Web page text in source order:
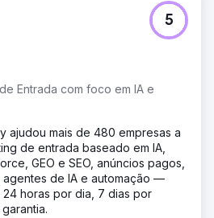
de moda lançou anúncios pagos
baixas taxas de conversão
Seu feed de produtos era mal
não eram segmentadas por
produto.
Google Ads do zero:
de compras Pmax,
marca e listas de remarketing.
títulos e descrições dos produtos
GA4 para um melhor
Entrada com foco em IA e
5
ajudou mais de 480 empresas a
de entrada baseado em IA,
GEO e SEO, anúncios pagos,
de IA e automação —
horas por dia, 7 dias por